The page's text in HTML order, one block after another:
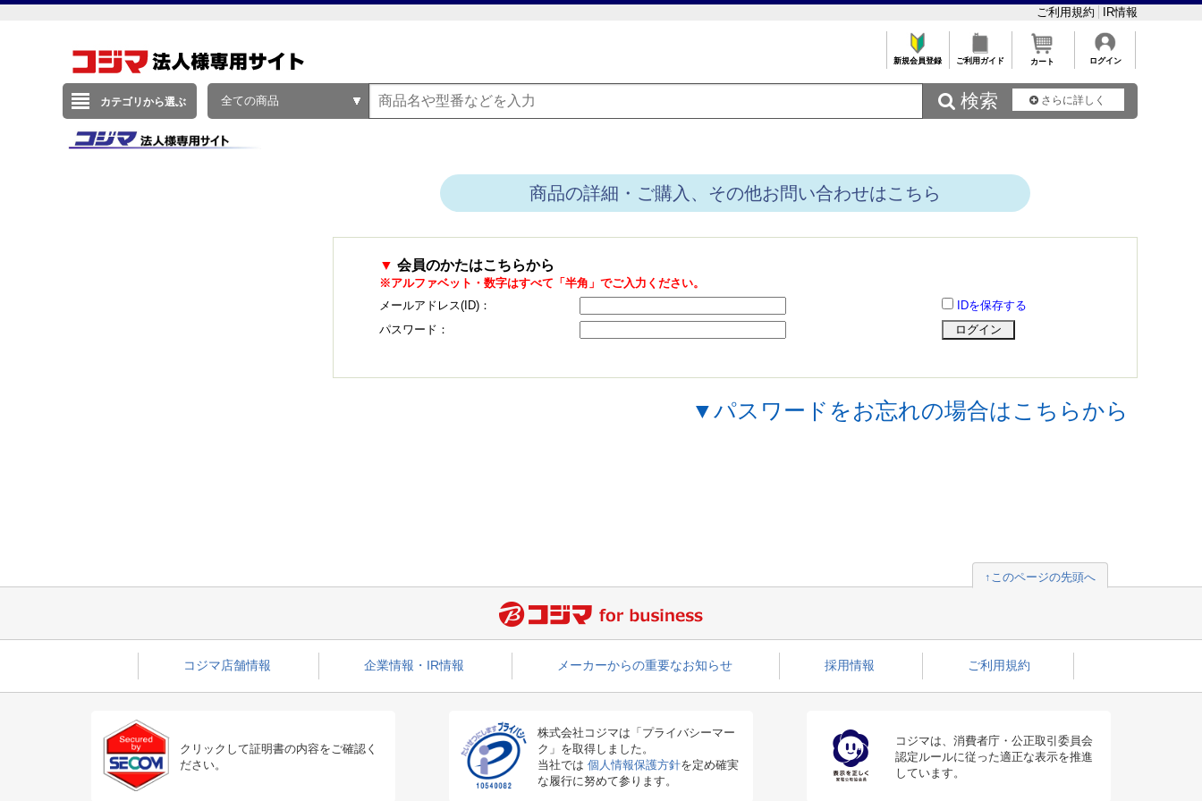
ご利用規約 IR情報
新規会員登録 ご利用ガイド カート ログイン
カテゴリから選ぶ 全ての商品  検索 さらに詳しく
商品の詳細・ご購入、その他お問い合わせはこちら
▼ 会員のかたはこちらから
※アルファベット・数字はすべて「半角」でご入力ください。
メールアドレス(ID)：
IDを保存する
パスワード：
▼パスワードをお忘れの場合はこちらから
↑このページの先頭へ
コジマ店舗情報 企業情報・IR情報 メーカーからの重要なお知らせ 採用情報 ご利用規約
クリックして証明書の内容をご確認く
ださい。
株式会社コジマは「プライバシーマー
ク」を取得しました。
当社では 個人情報保護方針を定め確実
な履行に努めて参ります。
コジマは、消費者庁・公正取引委員会
認定ルールに従った適正な表示を推進
しています。